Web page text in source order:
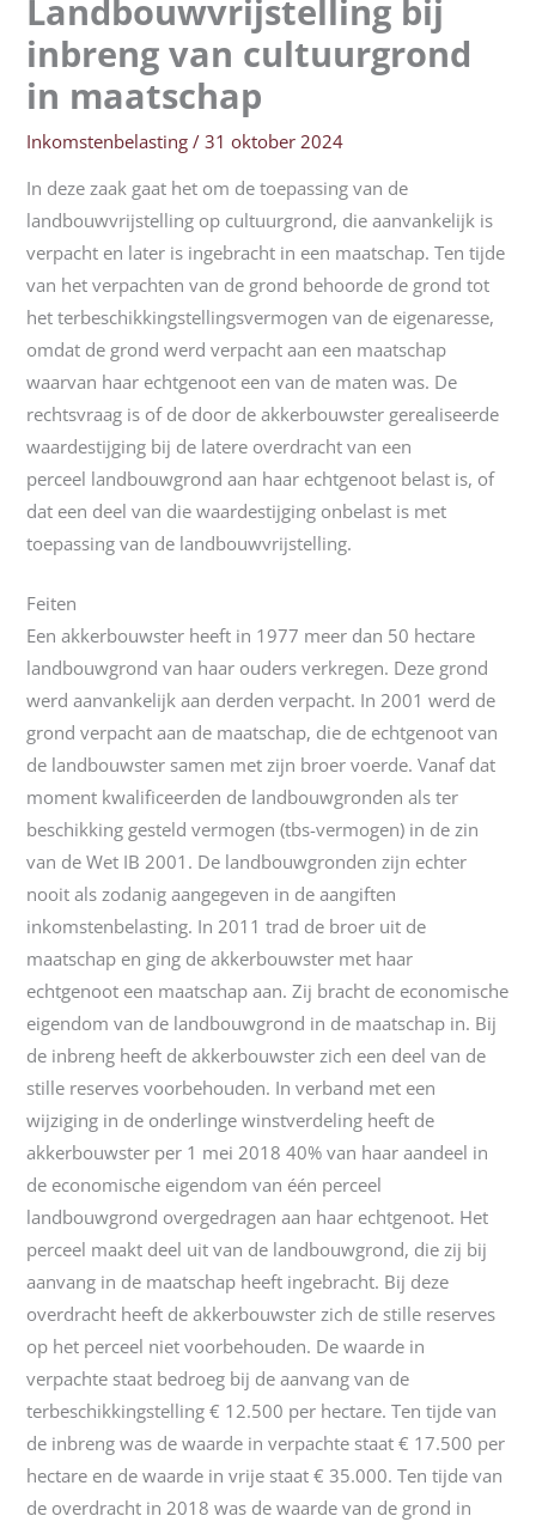
Landbouwvrijstelling bij
inbreng van cultuurgrond
in maatschap
Inkomstenbelasting /31 oktober 2024
In deze zaak gaat het om de toepassing van de
landbouwvrijstelling op cultuurgrond, die aanvankelijk is
verpacht en later is ingebracht in een maatschap. Ten tijde
van het verpachten van de grond behoorde de grond tot
het terbeschikkingstellingsvermogen van de eigenaresse,
omdat de grond werd verpacht aan een maatschap
waarvan haar echtgenoot een van de maten was. De
rechtsvraag is of de door de akkerbouwster gerealiseerde
waardestijging bij de latere overdracht van een
perceel landbouwgrond aan haar echtgenoot belast is, of
dat een deel van die waardestijging onbelast is met
toepassing van de landbouwvrijstelling.
Feiten
Een akkerbouwster heeft in 1977 meer dan 50 hectare
landbouwgrond van haar ouders verkregen. Deze grond
werd aanvankelijk aan derden verpacht. In 2001 werd de
grond verpacht aan de maatschap, die de echtgenoot van
de landbouwster samen met zijn broer voerde. Vanaf dat
moment kwalificeerden de landbouwgronden als ter
beschikking gesteld vermogen (tbs-vermogen) in de zin
van de Wet IB 2001. De landbouwgronden zijn echter
nooit als zodanig aangegeven in de aangiften
inkomstenbelasting. In 2011 trad de broer uit de
maatschap en ging de akkerbouwster met haar
echtgenoot een maatschap aan. Zij bracht de economische
eigendom van de landbouwgrond in de maatschap in. Bij
de inbreng heeft de akkerbouwster zich een deel van de
stille reserves voorbehouden. In verband met een
wijziging in de onderlinge winstverdeling heeft de
akkerbouwster per 1 mei 2018 40% van haar aandeel in
de economische eigendom van één perceel
landbouwgrond overgedragen aan haar echtgenoot. Het
perceel maakt deel uit van de landbouwgrond, die zij bij
aanvang in de maatschap heeft ingebracht. Bij deze
overdracht heeft de akkerbouwster zich de stille reserves
op het perceel niet voorbehouden. De waarde in
verpachte staat bedroeg bij de aanvang van de
terbeschikkingstelling € 12.500 per hectare. Ten tijde van
de inbreng was de waarde in verpachte staat € 17.500 per
hectare en de waarde in vrije staat € 35.000. Ten tijde van
de overdracht in 2018 was de waarde van de grond in